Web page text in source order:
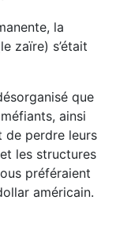
la
zaïre) s’était
que
ainsi
de perdre leurs
les structures
préféraient
américain.